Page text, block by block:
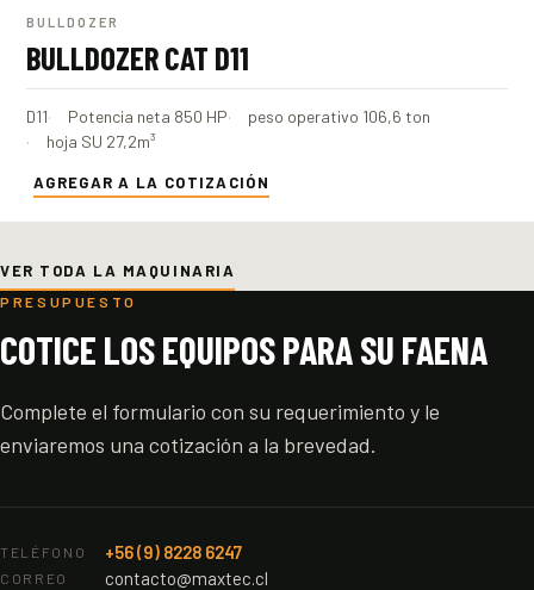
BULLDOZER
BULLDOZER CAT D11
D11 Potencia neta 850 HP
peso operativo 106,6 ton
hoja SU 27,2m³
AGREGAR A LA COTIZACIÓN
VER TODA LA MAQUINARIA
PRESUPUESTO
COTICE LOS EQUIPOS PARA SU FAENA
Complete el formulario con su requerimiento y le
enviaremos una cotización a la brevedad.
TELÉFONO +56 (9) 8228 6247
CORREO contacto@maxtec.cl